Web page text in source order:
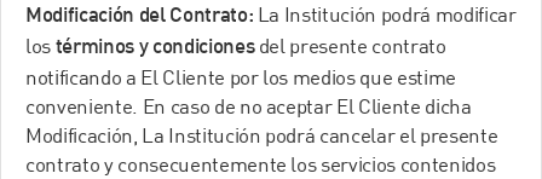
Modificación del Contrato: La Institución podrá modificar
los términos y condicionesdel presente contrato
notificando a El Cliente por los medios que estime
conveniente. En caso de no aceptar El Cliente dicha
Modificación, La Institución podrá cancelar el presente
contrato y consecuentemente los servicios contenidos